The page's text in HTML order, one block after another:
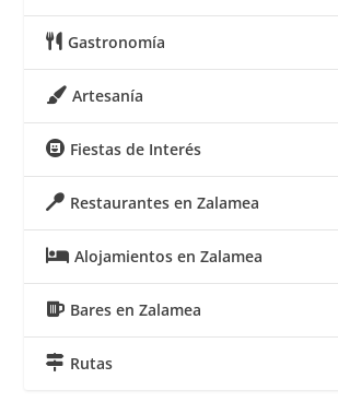
Gastronomía
Artesanía
Fiestas de Interés
Restaurantes en Zalamea
Alojamientos en Zalamea
Bares en Zalamea
Rutas